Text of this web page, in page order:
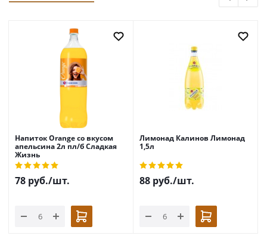
Напиток Orange со вкусом
апельсина 2л пл/б Сладкая
Жизнь
78 руб./шт.
Лимонад Калинов Лимонад
1,5л
88 руб./шт.